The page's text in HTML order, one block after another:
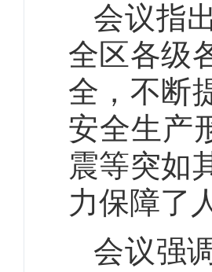
会议指
全区各级
全，不断
安全生产
震等突如
力保障了
会议强